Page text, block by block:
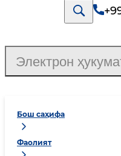
Бош саҳифа
Фаолият
Электрон